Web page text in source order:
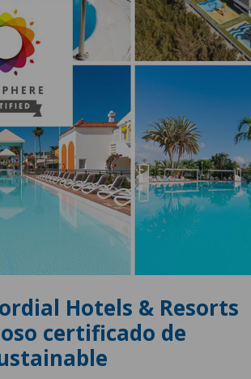
Hotels & Resorts
certificado de